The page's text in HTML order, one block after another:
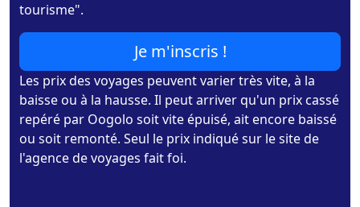
tourisme".
Je m'inscris !
Les prix des voyages peuvent varier très vite, à la
baisse ou à la hausse. Il peut arriver qu'un prix cassé
repéré par Oogolo soit vite épuisé, ait encore baissé
ou soit remonté. Seul le prix indiqué sur le site de
l'agence de voyages fait foi.